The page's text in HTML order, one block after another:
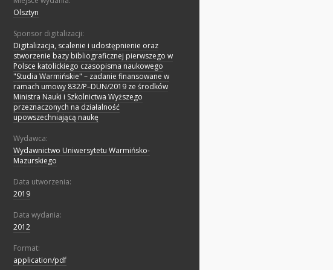
Olsztyn
Sponsor digitalizacji:
Digitalizacja, scalenie i udostępnienie oraz
stworzenie bazy bibliograficznej pierwszego w
Polsce katolickiego czasopisma naukowego
"Studia Warmińskie" – zadanie finansowane w
ramach umowy 832/P–DUN/2019 ze środków
Ministra Nauki i Szkolnictwa Wyższego
przeznaczonych na działalność
upowszechniającą naukę
Wydawca:
Wydawnictwo Uniwersytetu Warmińsko-
Mazurskiego
Data utworzenia:
2019
Data wydania:
2012
Format:
application/pdf